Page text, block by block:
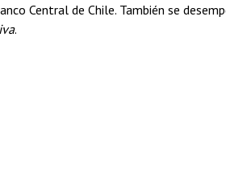
Central de Chile. También se
.